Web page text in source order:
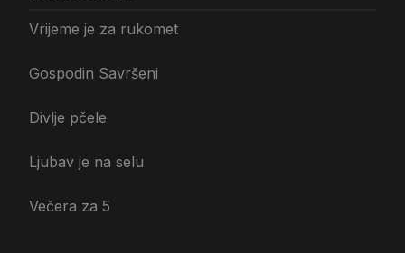
Vrijeme je za rukomet
Gospodin Savršeni
Divlje pčele
Ljubav je na selu
Večera za 5